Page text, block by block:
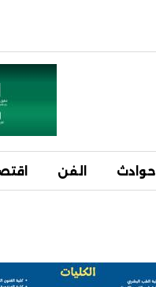
حوادث الفن